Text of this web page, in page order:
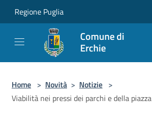
Regione Puglia
Comune di
Erchie
Home > Novità > Notizie >
Viabilità nei pressi dei parchi e della piazza